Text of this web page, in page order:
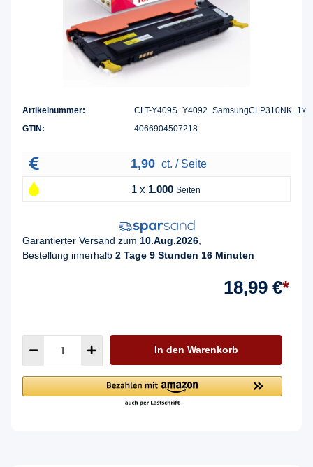
Artikelnummer:
CLT-Y409S_Y4092_SamsungCLP310NK_1x
GTIN:
4066904507218
1,90 ct. / Seite
1 x 1.000 Seiten
Garantierter Versand zum 10.Aug.2026
Bestellung innerhalb 2 Tage 9 Stunden 16 Minuten
18,99 €*
In den Warenkorb